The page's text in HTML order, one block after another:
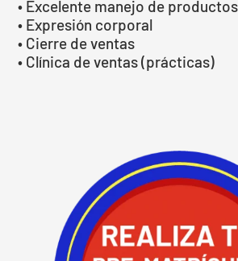
• Excelente manejo de productos
• Expresión corporal
• Cierre de ventas
• Clínica de ventas (prácticas)